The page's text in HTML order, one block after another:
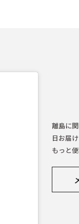
離島に
日お届
もっと